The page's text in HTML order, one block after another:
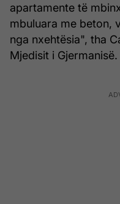
apartamente të
mbuluara me beton,
nga nxehtësia", tha
Mjedisit i Gjermanisë.